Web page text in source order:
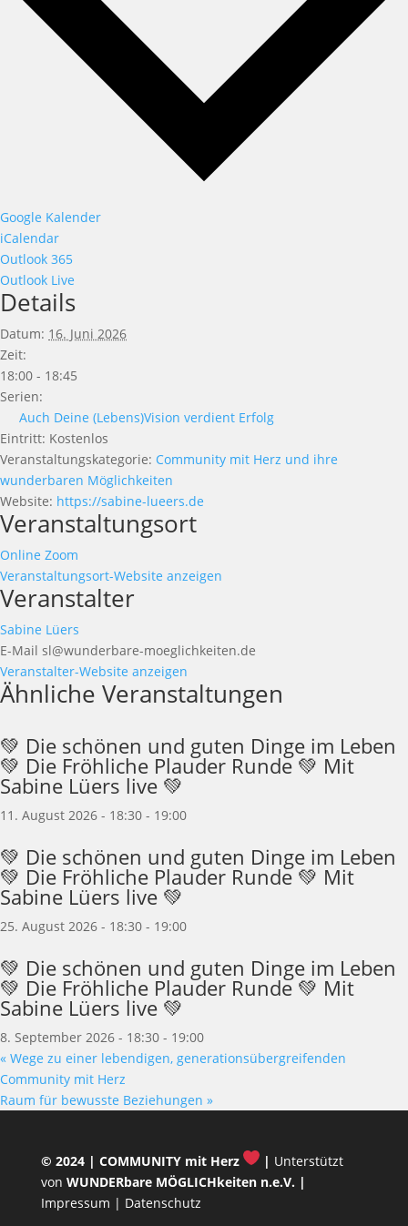
Google Kalender
iCalendar
Outlook 365
Outlook Live
Details
Datum: 16. Juni 2026
Zeit:
18:00 - 18:45
Serien:
Auch Deine (Lebens)Vision verdient Erfolg
Eintritt: Kostenlos
Veranstaltungskategorie: Community mit Herz und ihre
wunderbaren Möglichkeiten
Website: https://sabine-lueers.de
Veranstaltungsort
Online Zoom
Veranstaltungsort-Website anzeigen
Veranstalter
Sabine Lüers
E-Mail sl@wunderbare-moeglichkeiten.de
Veranstalter-Website anzeigen
Ähnliche Veranstaltungen
💚 Die schönen und guten Dinge im Leben
💚 Die Fröhliche Plauder Runde 💚 Mit
Sabine Lüers live 💚
11. August 2026 - 18:30 - 19:00
💚 Die schönen und guten Dinge im Leben
💚 Die Fröhliche Plauder Runde 💚 Mit
Sabine Lüers live 💚
25. August 2026 - 18:30 - 19:00
💚 Die schönen und guten Dinge im Leben
💚 Die Fröhliche Plauder Runde 💚 Mit
Sabine Lüers live 💚
8. September 2026 - 18:30 - 19:00
« Wege zu einer lebendigen, generationsübergreifenden
Community mit Herz
Raum für bewusste Beziehungen »
© 2024 | COMMUNITY mit Herz | Unterstützt
von WUNDERbare MÖGLICHkeiten n.e.V. |
Impressum | Datenschutz